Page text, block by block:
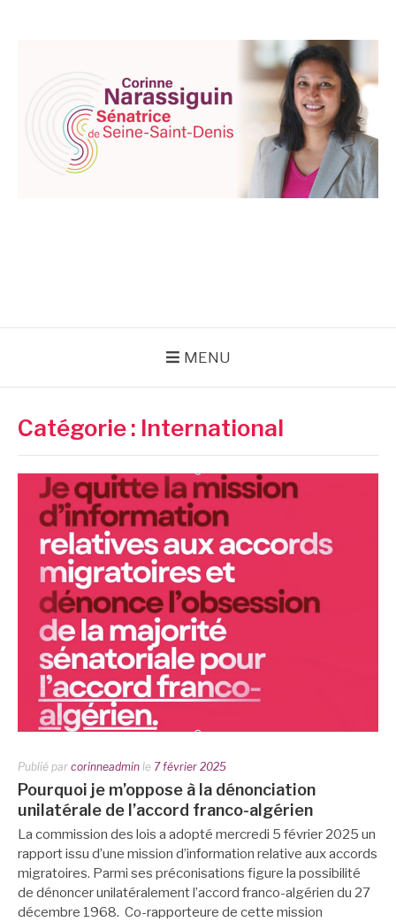
MENU
Catégorie : International
Publié par corinneadmin le 7 février 2025
Pourquoi je m’oppose à la dénonciation
unilatérale de l’accord franco-algérien
La commission des lois a adopté mercredi 5 février 2025 un
rapport issu d’une mission d’information relative aux accords
migratoires. Parmi ses préconisations figure la possibilité
de dénoncer unilatéralement l’accord franco-algérien du 27
décembre 1968. Co-rapporteure de cette mission